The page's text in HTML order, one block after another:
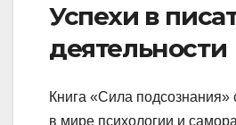
Успехи в
деятельности
Книга «Сила
в мире психологии и